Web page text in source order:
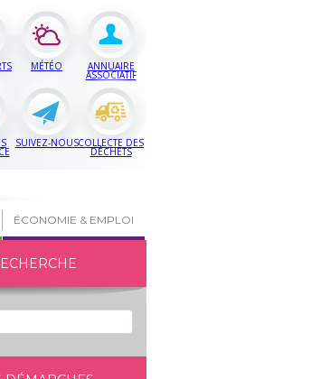
MÉTÉO ANNUAIRE
ASSOCIATIF
SUIVEZ-NOUSCOLLECTE DES
DÉCHETS
ÉCONOMIE & EMPLOI